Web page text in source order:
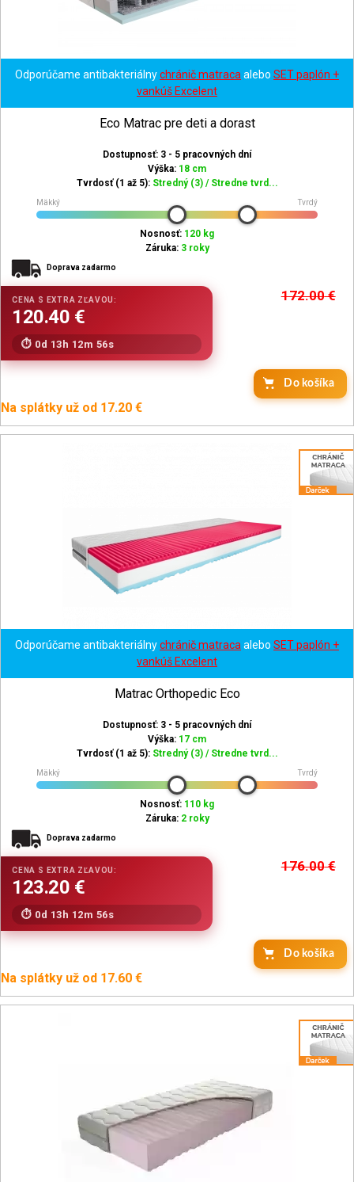
Odporúčame antibakteriálnychránič matraca alebo SET paplón +
vankúš Excelent
Eco Matrac pre deti a dorast
Dostupnosť: 3 - 5 pracovných dní
Výška: 18 cm
Tvrdosť (1 až 5): Stredný (3) / Stredne tvrd...
Mäkký Tvrdý
Nosnosť: 120 kg
Záruka: 3 roky
Doprava zadarmo
172.00€
0d 13h 12m 54s
Do košíka
Na splátky už od 17.20 €
Odporúčame antibakteriálnychránič matraca alebo SET paplón +
vankúš Excelent
Matrac Orthopedic Eco
Dostupnosť: 3 - 5 pracovných dní
Výška: 17 cm
Tvrdosť (1 až 5): Stredný (3) / Stredne tvrd...
Mäkký Tvrdý
Nosnosť: 110 kg
Záruka: 2 roky
Doprava zadarmo
176.00€
0d 13h 12m 54s
Do košíka
Na splátky už od 17.60 €